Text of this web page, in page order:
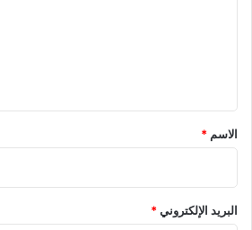
*
الاسم *
البريد الإلكتروني*